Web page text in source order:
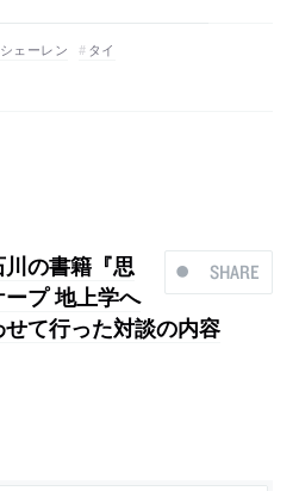
ェーレン タイ
SHARE
の書籍『思
プ 地上学へ
て行った対談の内容